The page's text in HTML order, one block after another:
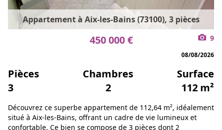
Appartement à Aix-les-Bains (73100), 3 pièces
450 000 € 9
08/08/2026
Pièces
3
Chambres
2
Surface
112 m²
Découvrez ce superbe appartement de 112,64 m², idéalement
situé à Aix-les-Bains, offrant un cadre de vie lumineux et
confortable. Ce bien se compose de 3 pièces dont 2